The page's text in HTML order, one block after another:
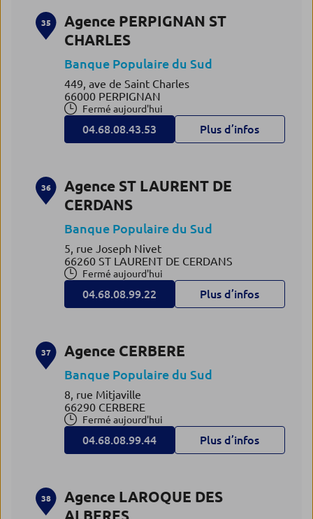
35
Agence PERPIGNAN ST
CHARLES
Banque Populaire du Sud
449, ave de Saint Charles
66000 PERPIGNAN
Fermé aujourd'hui
04.68.08.43.53 Plus d’infos
36
Agence ST LAURENT DE
CERDANS
Banque Populaire du Sud
5, rue Joseph Nivet
66260 ST LAURENT DE CERDANS
Fermé aujourd'hui
04.68.08.99.22 Plus d’infos
37 Agence CERBERE
Banque Populaire du Sud
8, rue Mitjaville
66290 CERBERE
Fermé aujourd'hui
04.68.08.99.44 Plus d’infos
38
Agence LAROQUE DES
ALBERES